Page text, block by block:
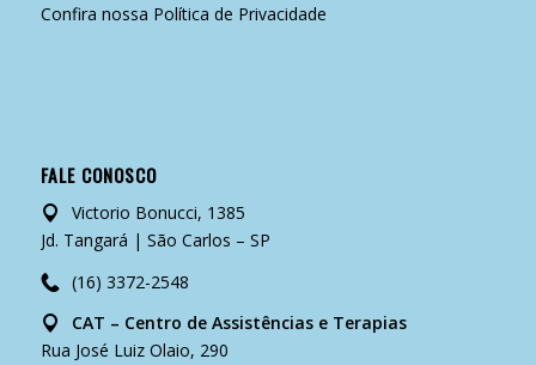
Confira nossa Política de Privacidade
FALE CONOSCO
Victorio Bonucci, 1385
Jd. Tangará | São Carlos – SP
(16) 3372-2548
CAT – Centro de Assistências e Terapias
Rua José Luiz Olaio, 290